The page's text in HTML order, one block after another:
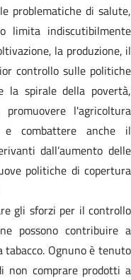
problematiche di salute,
limita indiscutibilmente
la produzione, il
controllo sulle politiche
la spirale della povertà,
l'agricoltura
e combattere anche il
dall’aumento delle
politiche di copertura
gli sforzi per il controllo
possono contribuire a
tabacco. Ognuno è tenuto
non comprare prodotti a